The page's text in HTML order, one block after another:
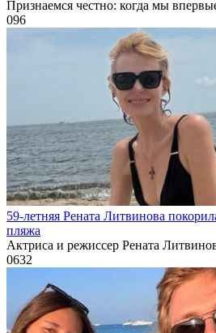
Признаемся честно: когда мы
096
59-летняя Рената Литвинова
пляжа
Актриса и режиссер Рената
0632